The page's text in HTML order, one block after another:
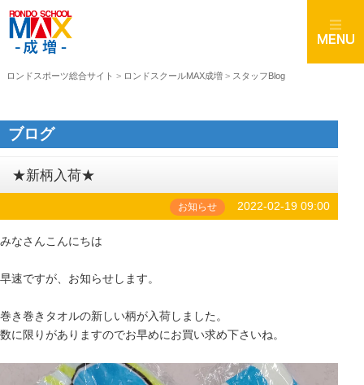
ロンドスポーツ総合サイト > ロンドスクールMAX成増 > スタッフBlog
ブログ
★新柄入荷★
お知らせ 2022-02-19 09:00
みなさんこんにちは
早速ですが、お知らせします。
巻き巻きタオルの新しい柄が入荷しました。
数に限りがありますのでお早めにお買い求め下さいね。